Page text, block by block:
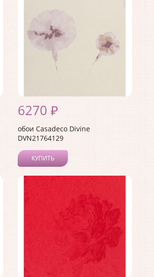
6270 ₽
обои Casadeco Divine
DVN21764129
КУПИТЬ